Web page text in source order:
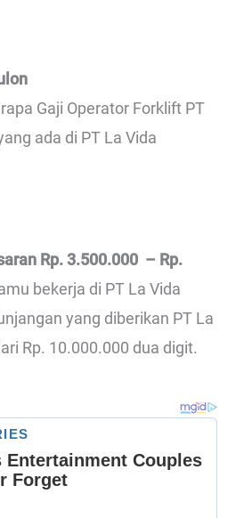
Gaji Operator Forklift PT
ada di PT La Vida
Rp. 3.500.000 – Rp.
bekerja di PT La Vida
yang diberikan PT La
Rp. 10.000.000 dua digit.